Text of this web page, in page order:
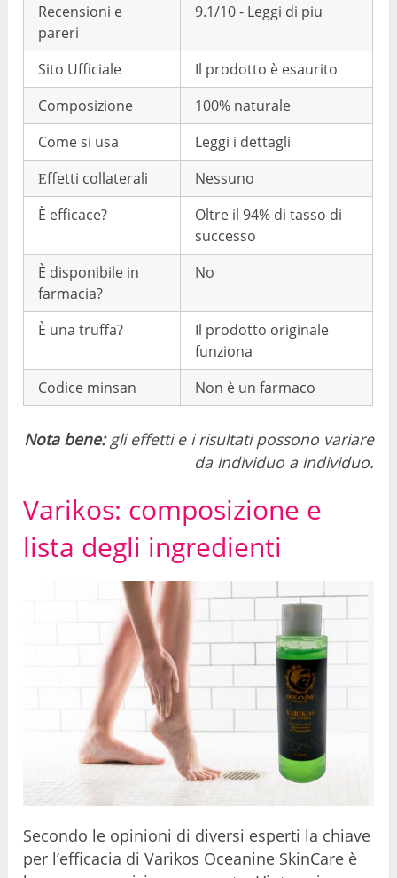
Recensioni e
pareri
9.1/10 - Leggi di piu
Sito Ufficiale
Il prodotto è esaurito
Composizione
100% naturale
Come si usa
Leggi i dettagli
Еffetti collaterali
Nessuno
È efficace?
Oltre il 94% di tasso di
successo
È disponibile in
farmacia?
No
È una truffa?
Il prodotto originale
funziona
Codice minsan
Non è un farmaco
Nota bene:gli effetti e i risultati possono variare
da individuo a individuo.
Varikos: composizione e
lista degli ingredienti
Secondo le opinioni di diversi esperti la chiave
per l’efficacia di Varikos Oceanine SkinCare è